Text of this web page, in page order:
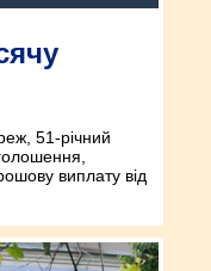
51-річний
виплату від